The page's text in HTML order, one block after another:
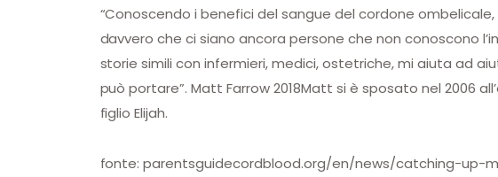
“Conoscendo i benefici del sangue del cordone
davvero che ci siano ancora persone che non conoscono
storie simili con infermieri, medici, ostetriche, mi aiuta ad
può portare”. Matt Farrow 2018Matt si è sposato nel 2006
figlio Elijah.
fonte: parentsguidecordblood.org/en/news/catching-up-